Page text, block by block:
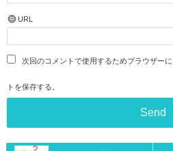
URL
次回のコメントで使用するためブラウザー
トを保存する。